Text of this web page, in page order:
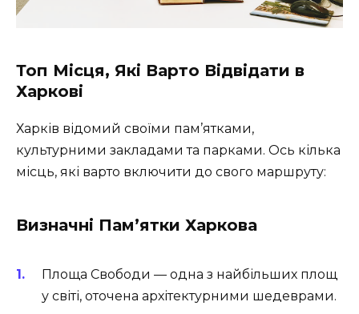
Топ Місця, Які Варто Відвідати в
Харкові
Харків відомий своїми пам’ятками,
культурними закладами та парками. Ось кілька
місць, які варто включити до свого маршруту:
Визначні Пам’ятки Харкова
Площа Свободи — одна з найбільших площ
у світі, оточена архітектурними шедеврами.